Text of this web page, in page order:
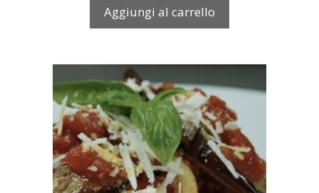
Aggiungi al carrello